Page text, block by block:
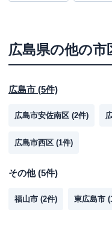
広島県の他の市
広島市 (5件)
広島市安佐南区 (2件)
広島市西区 (1件)
その他(5件)
福山市 (2件) 東広島市 (